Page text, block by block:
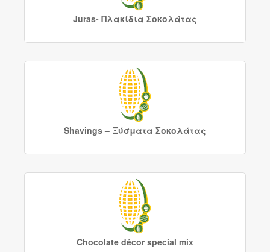
Juras- Πλακίδια Σοκολάτας
Shavings – Ξύσματα Σοκολάτας
Chocolate décor special mix